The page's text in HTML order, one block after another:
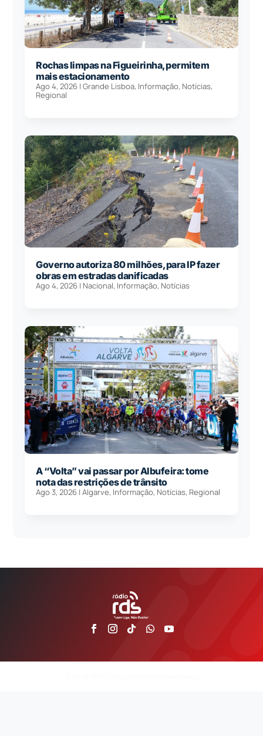
Rochas limpas na Figueirinha, permitem
mais estacionamento
Ago 4, 2026 |Grande Lisboa, Informação, Notícias,
Regional
Governo autoriza 80 milhões, para IP fazer
obras em estradas danificadas
Ago 4, 2026 | Nacional, Informação, Notícias
A “Volta” vai passar por Albufeira: tome
nota das restrições de trânsito
Ago 3, 2026 |Algarve, Informação, Notícias, Regional